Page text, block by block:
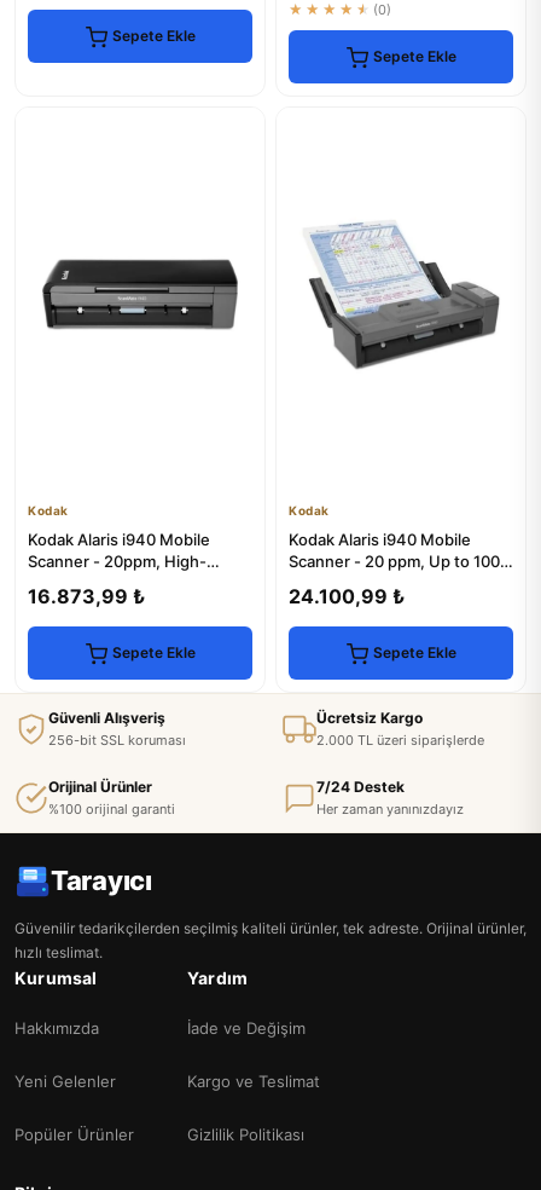
Sepete Ekle
★★★★★ (0)
Sepete Ekle
Kodak
Kodak Alaris i940 Mobile
Scanner - 20ppm, High-
16.873,99 ₺
Sepete Ekle
Kodak
Kodak Alaris i940 Mobile
Scanner - 20 ppm, Up to 1000
24.100,99 ₺
Sepete Ekle
Güvenli Alışveriş
256-bit SSL koruması
Ücretsiz Kargo
2.000 TL üzeri siparişlerde
Orijinal Ürünler
%100 orijinal garanti
7/24 Destek
Her zaman yanınızdayız
Tarayıcı
Güvenilir tedarikçilerden seçilmiş kaliteli ürünler, tek adreste. Orijinal ürünler,
hızlı teslimat.
Kurumsal
Hakkımızda
Yeni Gelenler
Popüler Ürünler
Yardım
İade ve Değişim
Kargo ve Teslimat
Gizlilik Politikası